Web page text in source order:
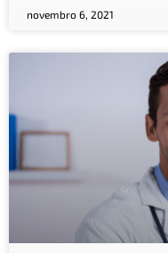
novembro 6, 2021